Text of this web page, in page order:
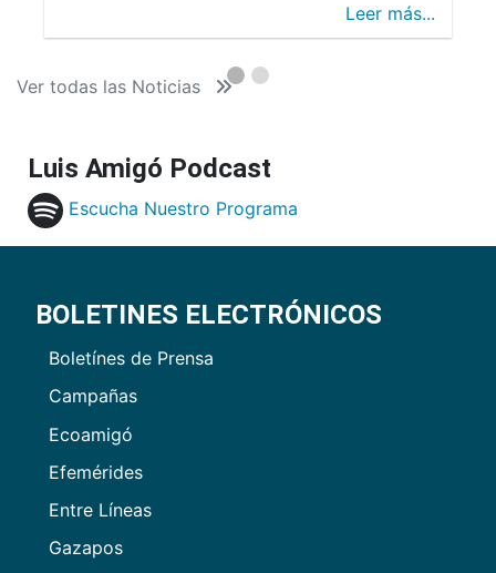
Leer más...
Ver todas las Noticias
Luis Amigó Podcast
Escucha Nuestro Programa
BOLETINES ELECTRÓNICOS
Boletínes de Prensa
Campañas
Ecoamigó
Efemérides
Entre Líneas
Gazapos